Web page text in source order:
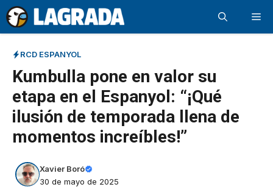
Saltar
al
contenido
RCD ESPANYOL
Kumbulla pone en valor su
etapa en el Espanyol: “¡Qué
ilusión de temporada llena de
momentos increíbles!”
Xavier Boró
30 de mayo de 2025